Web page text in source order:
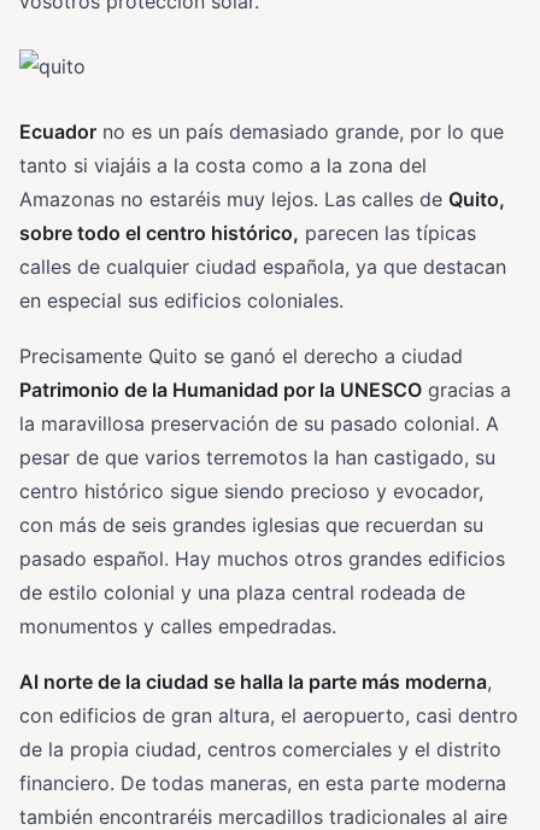
Ecuador no es un país demasiado grande, por lo que
tanto si viajáis a la costa como a la zona del
Amazonas no estaréis muy lejos. Las calles de Quito,
sobre todo el centro histórico, parecen las típicas
calles de cualquier ciudad española, ya que destacan
en especial sus edificios coloniales.
Precisamente Quito se ganó el derecho a ciudad
Patrimonio de la Humanidad por la UNESCO gracias a
la maravillosa preservación de su pasado colonial. A
pesar de que varios terremotos la han castigado, su
centro histórico sigue siendo precioso y evocador,
con más de seis grandes iglesias que recuerdan su
pasado español. Hay muchos otros grandes edificios
de estilo colonial y una plaza central rodeada de
monumentos y calles empedradas.
Al norte de la ciudad se halla la parte más moderna,
con edificios de gran altura, el aeropuerto, casi dentro
de la propia ciudad, centros comerciales y el distrito
financiero. De todas maneras, en esta parte moderna
también encontraréis mercadillos tradicionales al aire